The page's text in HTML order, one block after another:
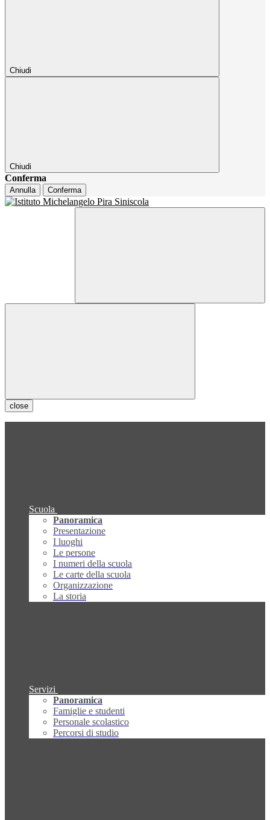
Chiudi
Chiudi
Conferma
Annulla Conferma
close
Scuola
Panoramica
Presentazione
I luoghi
Le persone
I numeri della scuola
Le carte della scuola
Organizzazione
La storia
Servizi
Panoramica
Famiglie e studenti
Personale scolastico
Percorsi di studio